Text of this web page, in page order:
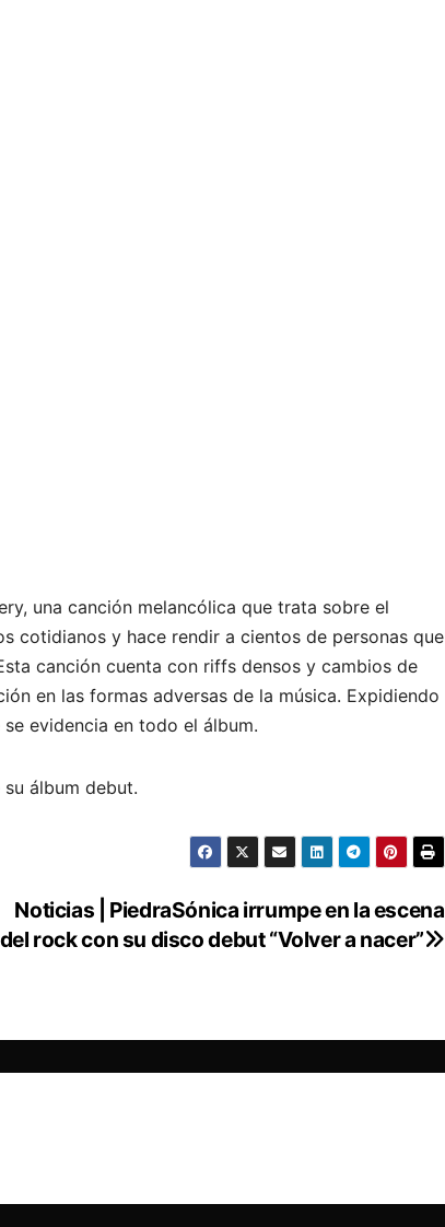
una canción melancólica que trata sobre el
cotidianos y hace rendir a cientos de personas que
canción cuenta con riffs densos y cambios de
en las formas adversas de la música. Expidiendo
evidencia en todo el álbum.
álbum debut.
Noticias | PiedraSónica irrumpe en la escena
del rock con su disco debut “Volver a nacer”